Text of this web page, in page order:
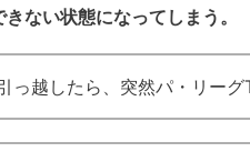
ない状態になってしまう。
っ越したら、突然パ・リー